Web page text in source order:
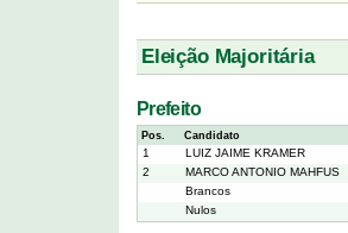
Eleição Majoritária
Prefeito
Pos. Candidato
1
LUIZ JAIME KRAMER
2
MARCO ANTONIO MAHFUS
Brancos
Nulos